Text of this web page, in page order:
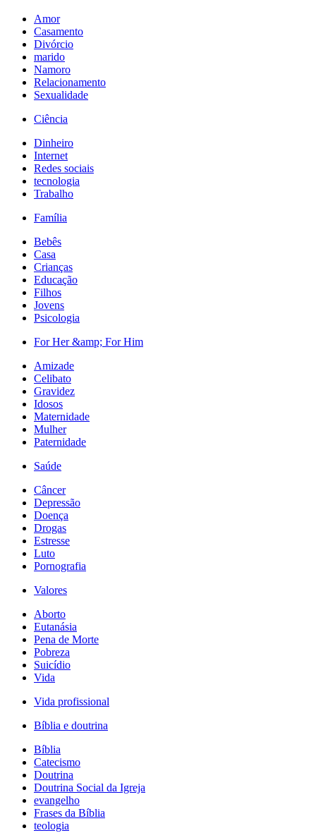
Amor
Casamento
Divórcio
marido
Namoro
Relacionamento
Sexualidade
Ciência
Dinheiro
Internet
Redes sociais
tecnologia
Trabalho
Família
Bebês
Casa
Crianças
Educação
Filhos
Jovens
Psicologia
For Her &amp; For Him
Amizade
Celibato
Gravidez
Idosos
Maternidade
Mulher
Paternidade
Saúde
Câncer
Depressão
Doença
Drogas
Estresse
Luto
Pornografia
Valores
Aborto
Eutanásia
Pena de Morte
Pobreza
Suicídio
Vida
Vida profissional
Bíblia e doutrina
Bíblia
Catecismo
Doutrina
Doutrina Social da Igreja
evangelho
Frases da Bíblia
teologia